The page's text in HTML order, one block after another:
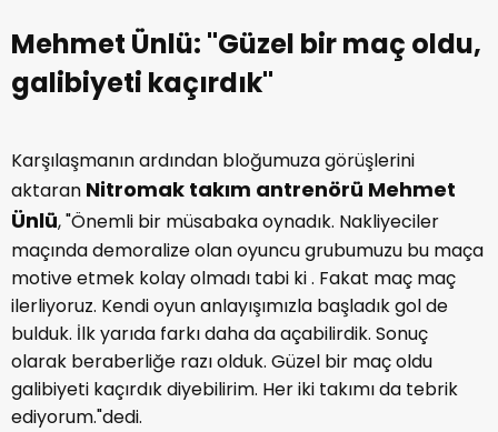
Mehmet Ünlü: ''Güzel bir maç oldu,
galibiyeti kaçırdık''
Karşılaşmanın ardından bloğumuza görüşlerini
aktaran Nitromak takım antrenörü Mehmet
Ünlü, "Önemli bir müsabaka oynadık. Nakliyeciler
maçında demoralize olan oyuncu grubumuzu bu maça
motive etmek kolay olmadı tabi ki . Fakat maç maç
ilerliyoruz. Kendi oyun anlayışımızla başladık gol de
bulduk. İlk yarıda farkı daha da açabilirdik. Sonuç
olarak beraberliğe razı olduk. Güzel bir maç oldu
galibiyeti kaçırdık diyebilirim. Her iki takımı da tebrik
ediyorum."dedi.